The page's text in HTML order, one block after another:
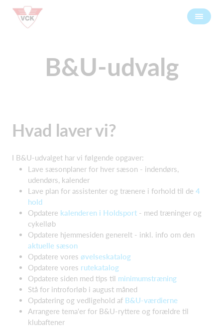
B&U-udvalg
Hvad laver vi?
I B&U-udvalget har vi følgende opgaver:
Lave sæsonplaner for hver sæson - indendørs,
udendørs, kalender
Lave plan for assistenter og trænere i forhold til de 4
hold
Opdatere kalenderen i Holdsport - med træninger og
cykelløb
Opdatere hjemmesiden generelt - inkl. info om den
aktuelle sæson
Opdatere vores øvelseskatalog
Opdatere vores rutekatalog
Opdatere siden med tips til minimumstræning
Stå for introforløb i august måned
Opdatering og vedligehold af B&U-værdierne
Arrangere tema'er for B&U-ryttere og forældre til
klubaftener